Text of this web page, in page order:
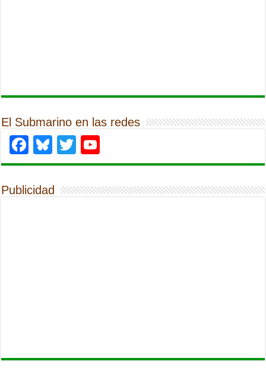
El Submarino en las redes
Facebook
Bluesky
Twitter
Publicidad